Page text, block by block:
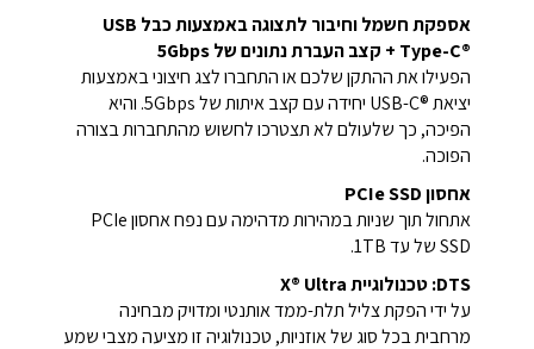
אספקת חשמל וחיבור לתצוגה באמצעות כבל USB
Type-C®‎ + קצב העברת נתונים של 5Gbps
הפעילו את ההתקן שלכם או התחברו לצג חיצוני באמצעות
יציאת USB-C®‎ יחידה עם קצב איתות של 5Gbps. והיא
הפיכה, כך שלעולם לא תצטרכו לחשוש מהתחברות בצורה
הפוכה.
אחסון PCIe SSD
אתחול תוך שניות במהירות מדהימה עם נפח אחסון PCIe
SSD של עד 1TB.
DTS: טכנולוגיית X® Ultra
על ידי הפקת צליל תלת-ממד אותנטי ומדויק מבחינה
מרחבית בכל סוג של אוזניות, טכנולוגיה זו מציעה מצבי שמע